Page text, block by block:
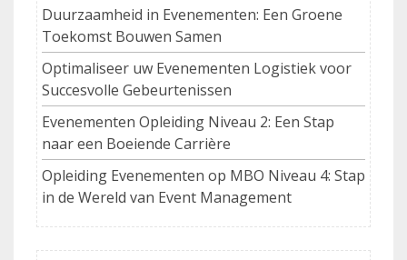
Duurzaamheid in Evenementen: Een Groene
Toekomst Bouwen Samen
Optimaliseer uw Evenementen Logistiek voor
Succesvolle Gebeurtenissen
Evenementen Opleiding Niveau 2: Een Stap
naar een Boeiende Carrière
Opleiding Evenementen op MBO Niveau 4: Stap
in de Wereld van Event Management